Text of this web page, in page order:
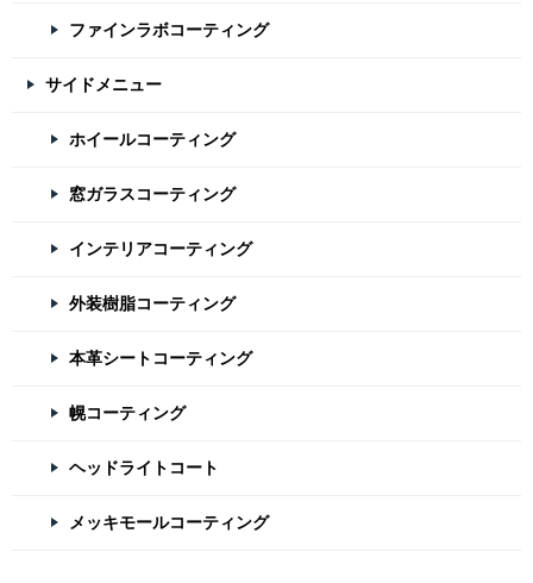
ファインラボコーティング
サイドメニュー
ホイールコーティング
窓ガラスコーティング
インテリアコーティング
外装樹脂コーティング
本革シートコーティング
幌コーティング
ヘッドライトコート
メッキモールコーティング